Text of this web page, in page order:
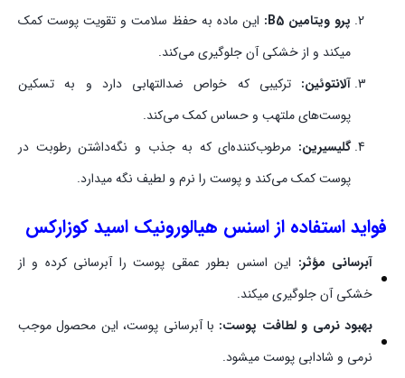
پرو ویتامین B5:
این ماده به حفظ سلامت و تقویت پوست کمک
میکند و از خشکی آن جلوگیری می‌کند.
آلانتوئین: ترکیبی که خواص ضدالتهابی دارد و به تسکین
پوست‌های ملتهب و حساس کمک می‌کند.
گلیسیرین: مرطوب‌کننده‌ای که به جذب و نگه‌داشتن رطوبت در
پوست کمک می‌کند و پوست را نرم و لطیف نگه میدارد.
فواید استفاده از اسنس هیالورونیک اسید کوزارکس
آبرسانی مؤثر: این اسنس بطور عمقی پوست را آبرسانی کرده و از
خشکی آن جلوگیری میکند.
بهبود نرمی و لطافت پوست: با آبرسانی پوست، این محصول موجب
نرمی و شادابی پوست میشود.